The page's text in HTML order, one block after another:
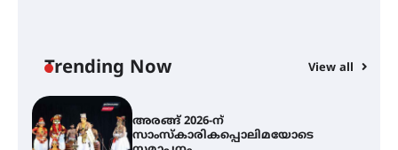
Trending Now View all
യൂത്ത് കോൺഗ്രസ്
അരങ്ങ് 2026-ന്
സാംസ്കാരികപ്പൊലിമയോടെ